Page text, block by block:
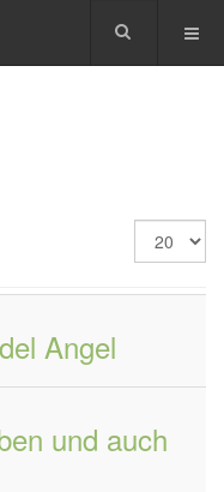
Anzeige
#
Angel
und auch